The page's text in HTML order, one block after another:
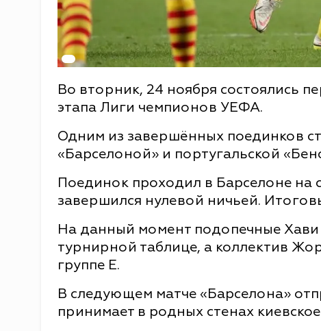
Во вторник, 24 ноября состоялись
этапа Лиги чемпионов УЕФА.
Одним из завершённых поединков
«Барселоной» и португальской
Поединок проходил в Барселоне на
завершился нулевой ничьей.
На данный момент подопечные Хави
турнирной таблице, а коллектив
группе Е.
В следующем матче «Барселона»
принимает в родных стенах